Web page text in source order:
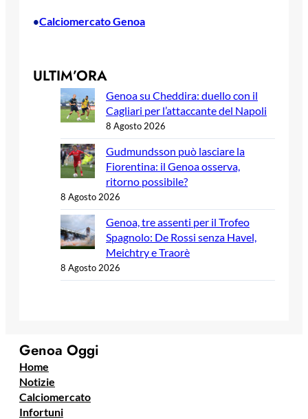
•Calciomercato Genoa
ULTIM’ORA
Genoa su Cheddira: duello con il
Cagliari per l’attaccante del Napoli
8 Agosto 2026
Gudmundsson può lasciare la
Fiorentina: il Genoa osserva,
ritorno possibile?
8 Agosto 2026
Genoa, tre assenti per il Trofeo
Spagnolo: De Rossi senza Havel,
Meichtry e Traorè
8 Agosto 2026
Genoa Oggi
Home
Notizie
Calciomercato
Infortuni